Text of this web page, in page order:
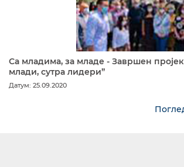
Са младима, за младе - Завршен
млади, сутра лидери”
Датум: 25.09.2020